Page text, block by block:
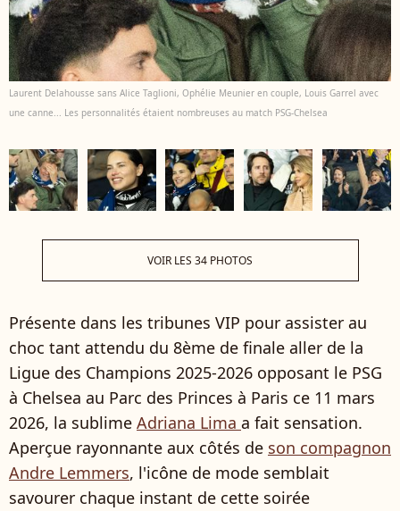
Laurent Delahousse sans Alice Taglioni, Ophélie Meunier en couple, Louis Garrel avec
une canne... Les personnalités étaient nombreuses au match PSG-Chelsea
VOIR LES 34 PHOTOS
Présente dans les tribunes VIP pour assister au
choc tant attendu du 8ème de finale aller de la
Ligue des Champions 2025-2026 opposant le PSG
à Chelsea au Parc des Princes à Paris ce 11 mars
2026, la sublime Adriana Lima a fait sensation.
Aperçue rayonnante aux côtés de son compagnon
Andre Lemmers, l'icône de mode semblait
savourer chaque instant de cette soirée